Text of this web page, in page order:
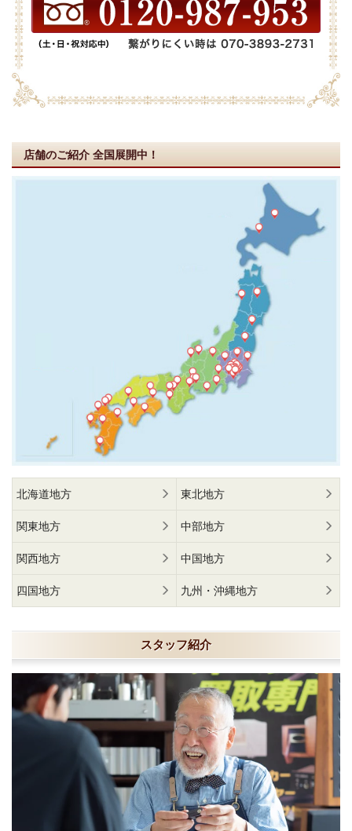
店舗のご紹介 全国展開中！
北海道地方 東北地方
関東地方 中部地方
関西地方 中国地方
四国地方 九州・沖縄地方
スタッフ紹介